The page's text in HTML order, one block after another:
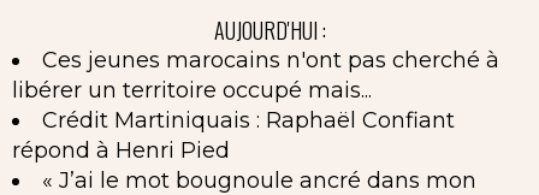
AUJOURD'HUI :
Ces jeunes marocains n'ont pas cherché à
libérer un territoire occupé mais...
Crédit Martiniquais : Raphaël Confiant
répond à Henri Pied
« J’ai le mot bougnoule ancré dans mon